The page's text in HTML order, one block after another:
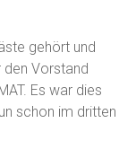
gehört und
den Vorstand
Es war dies
schon im dritten